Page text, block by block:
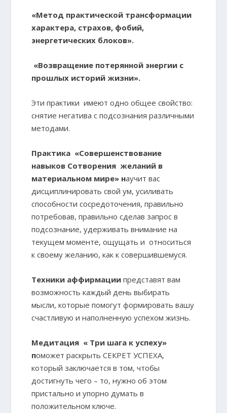
«Метод практической трансформации
характера, страхов, фобий,
энергетических блоков».
«Возвращение потерянной энергии с
прошлых историй жизни».
Эти практики имеют одно общее свойство:
снятие негатива с подсознания различными
методами.
Практика «Совершенствование
навыков Сотворения желаний в
материальном мире» научит вас
дисциплинировать свой ум, усиливать
способности сосредоточения, правильно
потребовав, правильно сделав запрос в
подсознание, удерживать внимание на
текущем моменте, ощущать и относиться
к своему желанию, как к совершившемуся.
Техники аффирмации представят вам
возможность каждый день выбирать
мысли, которые помогут формировать вашу
счастливую и наполненную успехом жизнь.
Медитация « Три шага к успеху»
поможет раскрыть СЕКРЕТ УСПЕХА,
который заключается в том, чтобы
достигнуть чего – то, нужно об этом
пристально и упорно думать в
положительном ключе.